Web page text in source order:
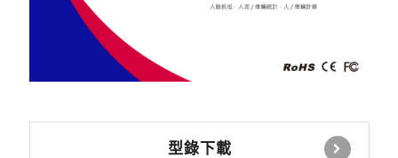
型錄下載